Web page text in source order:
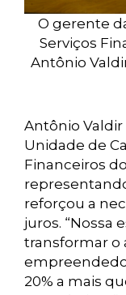
O gerente
Serviços
Antônio
Antônio Valdir
Unidade de
Financeiros
reforçou a
juros. “Nossa
transformar o
20% a mais